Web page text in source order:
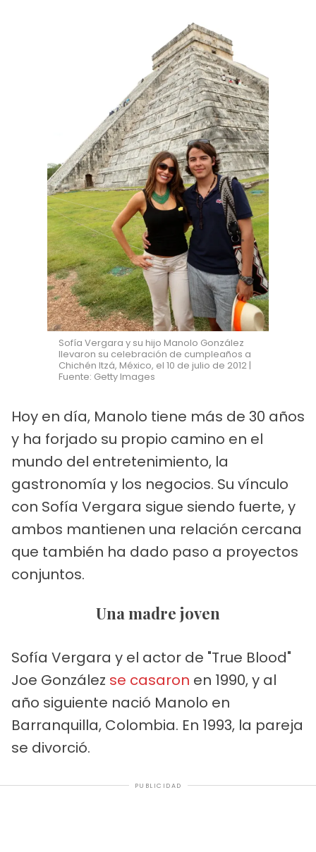
Sofía Vergara y su hijo Manolo González
llevaron su celebración de cumpleaños a
Chichén Itzá, México, el 10 de julio de 2012 |
Fuente: Getty Images
Hoy en día, Manolo tiene más de 30 años
y ha forjado su propio camino en el
mundo del entretenimiento, la
gastronomía y los negocios. Su vínculo
con Sofía Vergara sigue siendo fuerte, y
ambos mantienen una relación cercana
que también ha dado paso a proyectos
conjuntos.
Una madre joven
Sofía Vergara y el actor de "True Blood"
Joe González se casaron en 1990, y al
año siguiente nació Manolo en
Barranquilla, Colombia. En 1993, la pareja
se divorció.
PUBLICIDAD